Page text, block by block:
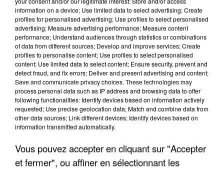
APRÈS TOUTES CES CANICULES, LES REFUGES
DE FAUNE SAUVAGE SONT...
information on a device; Use limited data to select advertising; Create
profiles for personalised advertising; Use profiles to select personalised
advertising; Measure advertising performance; Measure content
performance; Understand audiences through statistics or combinations
of data from different sources; Develop and improve services; Create
profiles to personalise content; Use profiles to select personalised
content; Use limited data to select content; Ensure security, prevent and
detect fraud, and fix errors; Deliver and present advertising and content;
Save and communicate privacy choices. These technologies may
process personal data such as IP address and browsing data to offer
following functionalities: Identify devices based on information actively
requested; Use precise geolocation data; Match and combine data from
other data sources; Link different devices; Identify devices based on
information transmitted automatically.
Vous pouvez accepter en cliquant sur "Accepter
et fermer", ou affiner en sélectionnant les